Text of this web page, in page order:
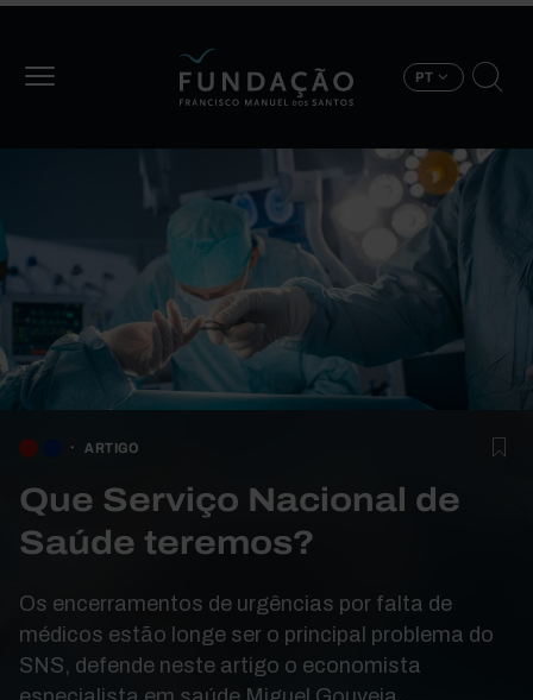
PT
ARTIGO
Que Serviço Nacional de
Saúde teremos?
Os encerramentos de urgências por falta de
médicos estão longe ser o principal problema do
SNS, defende neste artigo o economista